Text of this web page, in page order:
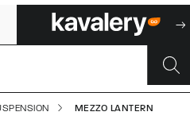
de la page
MEZZO LANTERN